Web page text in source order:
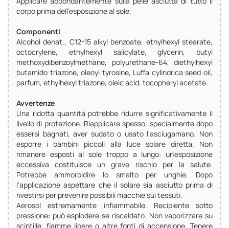
corpo prima dell'esposizione al sole.
Componenti
Alcohol denat., C12-15 alkyl benzoate, ethylhexyl stearate,
octocrylene, ethylhexyl salicylate, glycerin, butyl
methoxydibenzoylmethane, polyurethane-64, diethylhexyl
butamido triazone, oleoyl tyrosine, Luffa cylindrica seed oil,
parfum, ethylhexyl triazone, oleic acid, tocopheryl acetate.
Avvertenze
Una ridotta quantità potrebbe ridurre significativamente il
livello di protezione. Riapplicare spesso, specialmente dopo
essersi bagnati, aver sudato o usato l'asciugamano. Non
esporre i bambini piccoli alla luce solare diretta. Non
rimanere esposti al sole troppo a lungo: un'esposizione
eccessiva costituisce un grave rischio per la salute.
Potrebbe ammorbidire lo smalto per unghie. Dopo
l'applicazione aspettare che il solare sia asciutto prima di
rivestirsi per prevenire possibili macchie sui tessuti.
Aerosol estremamente infiammabile. Recipiente sotto
pressione: può esplodere se riscaldato. Non vaporizzare su
scintille, fiamme libere o altre fonti di accensione. Tenere